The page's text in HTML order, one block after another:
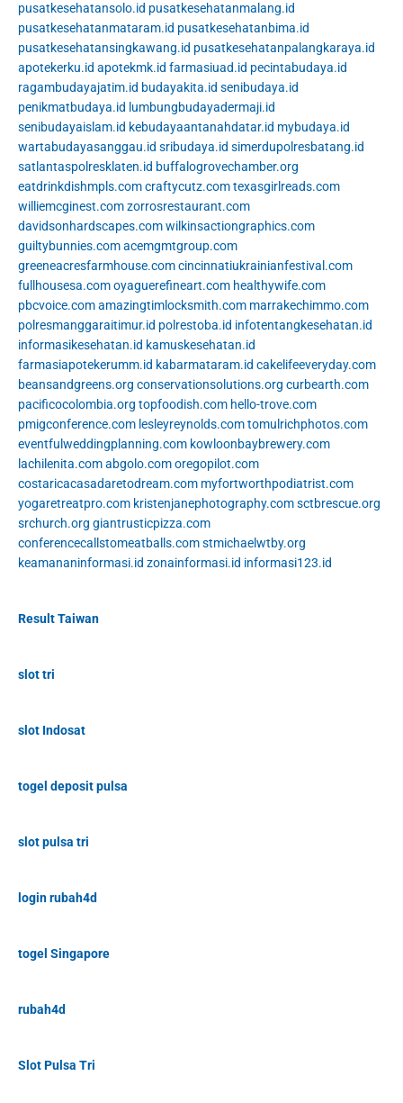
pusatkesehatansolo.id pusatkesehatanmalang.id
pusatkesehatanmataram.id pusatkesehatanbima.id
pusatkesehatansingkawang.id pusatkesehatanpalangkaraya.id
apotekerku.id apotekmk.id farmasiuad.id pecintabudaya.id
ragambudayajatim.id budayakita.id senibudaya.id
penikmatbudaya.id lumbungbudayadermaji.id
senibudayaislam.id kebudayaantanahdatar.id mybudaya.id
wartabudayasanggau.id sribudaya.id simerdupolresbatang.id
satlantaspolresklaten.id buffalogrovechamber.org
eatdrinkdishmpls.comcraftycutz.comtexasgirlreads.com
williemcginest.comzorrosrestaurant.com
davidsonhardscapes.comwilkinsactiongraphics.com
guiltybunnies.comacemgmtgroup.com
greeneacresfarmhouse.comcincinnatiukrainianfestival.com
fullhousesa.comoyaguerefineart.com healthywife.com
pbcvoice.comamazingtimlocksmith.com marrakechimmo.com
polresmanggaraitimur.id polrestoba.id infotentangkesehatan.id
informasikesehatan.id kamuskesehatan.id
farmasiapotekerumm.id kabarmataram.id cakelifeeveryday.com
beansandgreens.org conservationsolutions.org curbearth.com
pacificocolombia.org topfoodish.com hello-trove.com
pmigconference.com lesleyreynolds.comtomulrichphotos.com
eventfulweddingplanning.com kowloonbaybrewery.com
lachilenita.comabgolo.comoregopilot.com
costaricacasadaretodream.com myfortworthpodiatrist.com
yogaretreatpro.com kristenjanephotography.comsctbrescue.org
srchurch.org giantrusticpizza.com
conferencecallstomeatballs.comstmichaelwtby.org
keamananinformasi.id zonainformasi.id informasi123.id
Result Taiwan
slot tri
slot Indosat
togel deposit pulsa
slot pulsa tri
login rubah4d
togel Singapore
rubah4d
Slot Pulsa Tri